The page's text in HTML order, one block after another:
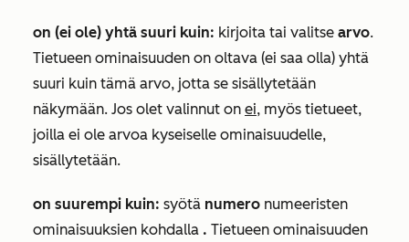
on (ei ole) yhtä suuri kuin: kirjoita tai valitse arvo.
Tietueen ominaisuuden on oltava (ei saa olla) yhtä
suuri kuin tämä arvo, jotta se sisällytetään
näkymään. Jos olet valinnut on ei, myös tietueet,
joilla ei ole arvoa kyseiselle ominaisuudelle,
sisällytetään.
on suurempi kuin: syötä numero numeeristen
ominaisuuksien kohdalla . Tietueen ominaisuuden